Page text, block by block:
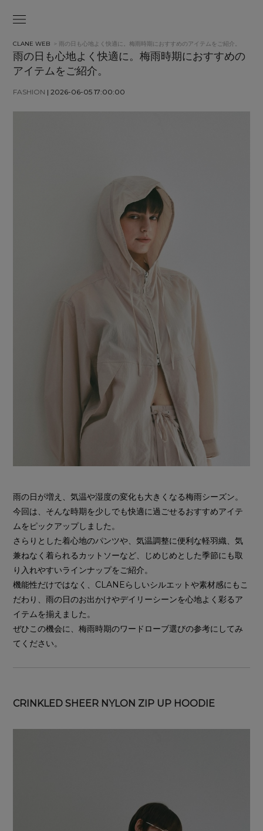
CLANE WEB > 雨の日も心地よく快適に。梅雨時期におすすめのアイテムをご紹介。
雨の日も心地よく快適に。梅雨時期におすすめの
アイテムをご紹介。
FASHION | 2026-06-05 17:00:00
雨の日が増え、気温や湿度の変化も大きくなる梅雨シーズン。
今回は、そんな時期を少しでも快適に過ごせるおすすめアイテ
ムをピックアップしました。
さらりとした着心地のパンツや、気温調整に便利な軽羽織、気
兼ねなく着られるカットソーなど、じめじめとした季節にも取
り入れやすいラインナップをご紹介。
機能性だけではなく、CLANEらしいシルエットや素材感にもこ
だわり、雨の日のお出かけやデイリーシーンを心地よく彩るア
イテムを揃えました。
ぜひこの機会に、梅雨時期のワードローブ選びの参考にしてみ
てください。
CRINKLED SHEER NYLON ZIP UP HOODIE